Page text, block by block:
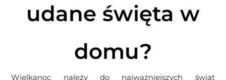
udane święta w
domu?
Wielkanoc należy do najważniejszych świąt